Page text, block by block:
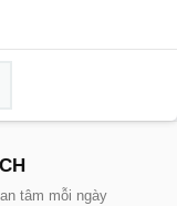
tâm mỗi ngày